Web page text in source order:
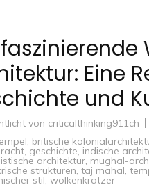
Eine
und
von criticalthinking911ch
, britische
, geschichte, indische
architektur, mughal-
strukturen, taj mahal,
stil, wolkenkratzer